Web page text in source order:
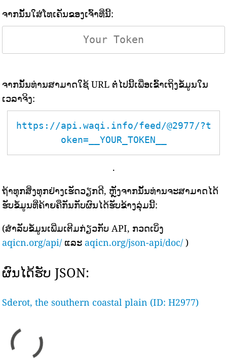
ຈາກນັ້ນໃສ່ໂທເຄັນຂອງເຈົ້າທີ່ນີ້:
ຈາກນັ້ນທ່ານສາມາດໃຊ້ URL ຕໍ່ໄປນີ້ເພື່ອເຂົ້າເຖິງຂໍ້ມູນໃນ
ເວລາຈິງ:
https://api.waqi.info/feed/@2977/?t
oken=__YOUR_TOKEN__
.
ຖ້າທຸກສິ່ງທຸກຢ່າງເຮັດວຽກດີ, ຫຼັງຈາກນັ້ນທ່ານຈະສາມາດໄດ້
ຮັບຂໍ້ມູນທີ່ຄ້າຍຄືກັນກັບຜົນໄດ້ຮັບຂ້າງລຸ່ມນີ້:
(ສຳລັບຂໍ້ມູນເພີ່ມເຕີມກ່ຽວກັບ API, ກວດເບິ່ງ
aqicn.org/api/ ແລະ aqicn.org/json-api/doc/ )
ຜົນໄດ້ຮັບ JSON:
Sderot, the southern coastal plain (ID: H2977)